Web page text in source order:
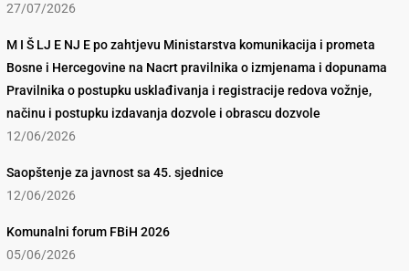
27/07/2026
M I Š LJ E NJ E po zahtjevu Ministarstva komunikacija i prometa
Bosne i Hercegovine na Nacrt pravilnika o izmjenama i dopunama
Pravilnika o postupku usklađivanja i registracije redova vožnje,
načinu i postupku izdavanja dozvole i obrascu dozvole
12/06/2026
Saopštenje za javnost sa 45. sjednice
12/06/2026
Komunalni forum FBiH 2026
05/06/2026